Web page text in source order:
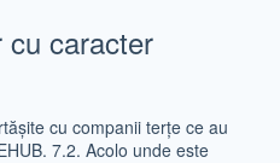
cu caracter
cu companii terțe ce au
7.2. Acolo unde este